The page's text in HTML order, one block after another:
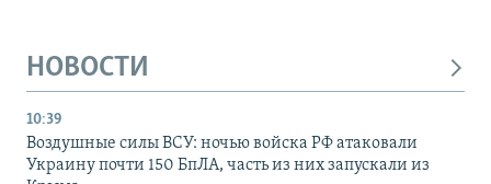
НОВОСТИ
10:39
Воздушные силы ВСУ: ночью войска РФ атаковали
Украину почти 150 БпЛА, часть из них запускали из